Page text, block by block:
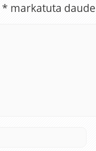
* markatuta daude